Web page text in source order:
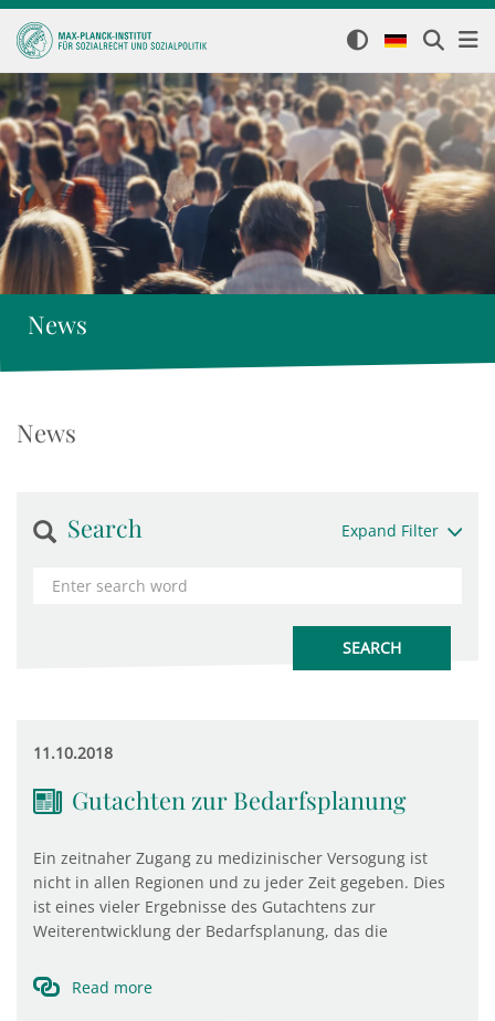
News
News
Search Expand Filter
11.10.2018
Gutachten zur Bedarfsplanung
Ein zeitnaher Zugang zu medizinischer Versogung ist
nicht in allen Regionen und zu jeder Zeit gegeben. Dies
ist eines vieler Ergebnisse des Gutachtens zur
Weiterentwicklung der Bedarfsplanung, das die
Read more